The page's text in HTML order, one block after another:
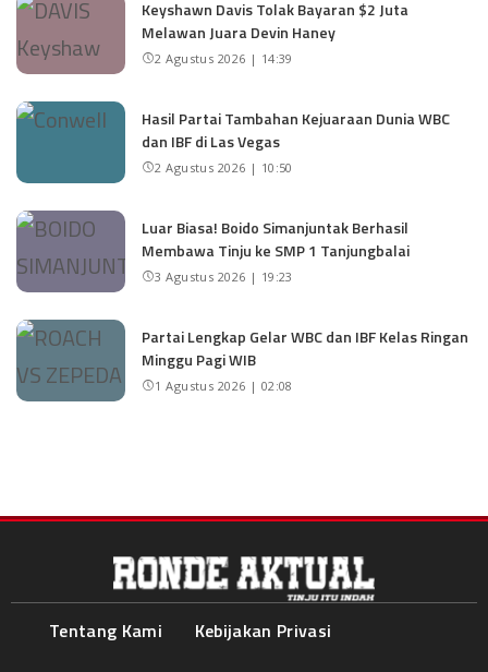
Keyshawn Davis Tolak Bayaran $2 Juta
Melawan Juara Devin Haney
2 Agustus 2026 | 14:39
Hasil Partai Tambahan Kejuaraan Dunia WBC
dan IBF di Las Vegas
2 Agustus 2026 | 10:50
Luar Biasa! Boido Simanjuntak Berhasil
Membawa Tinju ke SMP 1 Tanjungbalai
3 Agustus 2026 | 19:23
Partai Lengkap Gelar WBC dan IBF Kelas Ringan
Minggu Pagi WIB
1 Agustus 2026 | 02:08
Tentang Kami
Kebijakan Privasi